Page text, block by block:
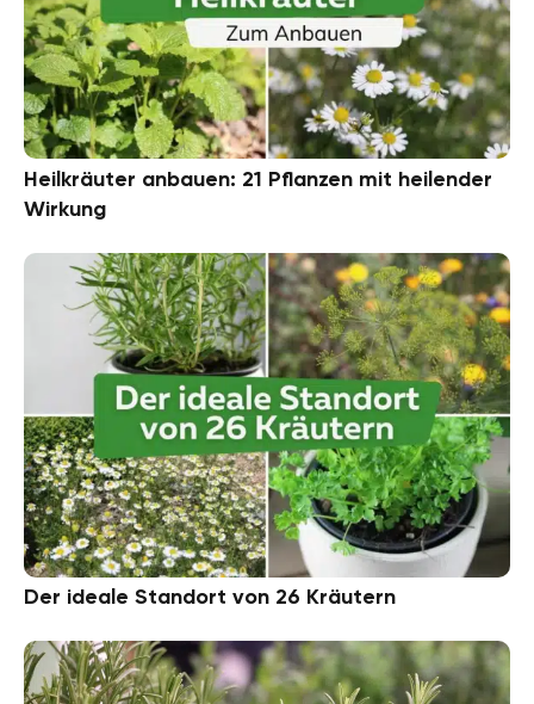
Heilkräuter anbauen: 21 Pflanzen mit heilender
Wirkung
Der ideale Standort von 26 Kräutern